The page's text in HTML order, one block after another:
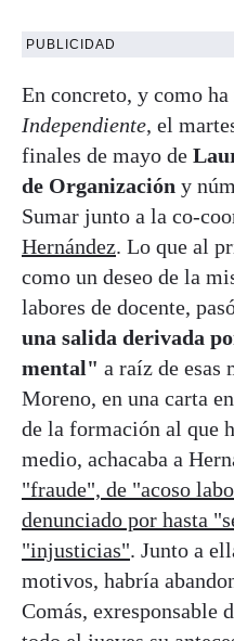
PUBLICIDAD
En concreto, y como ha
Independiente, el
finales de mayo de
de Organización y
Sumar junto a la co-
Hernández. Lo que al
como un deseo de la
labores de docente,
una salida derivada
mental" a raíz de esas
Moreno, en una carta
de la formación al que
medio, achacaba a
"fraude", de "acoso
denunciado por hasta
"injusticias". Junto a
motivos, habría
Comás, exresponsable